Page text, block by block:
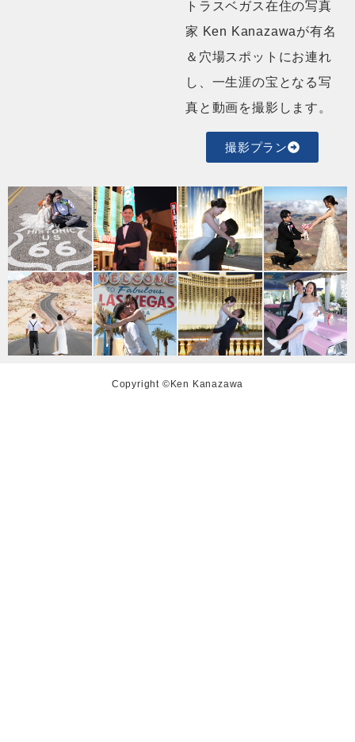
トラスベガス在住の写真
家 Ken Kanazawaが有名
＆穴場スポットにお連れ
し、一生涯の宝となる写
真と動画を撮影します。
撮影プラン
Copyright ©Ken Kanazawa